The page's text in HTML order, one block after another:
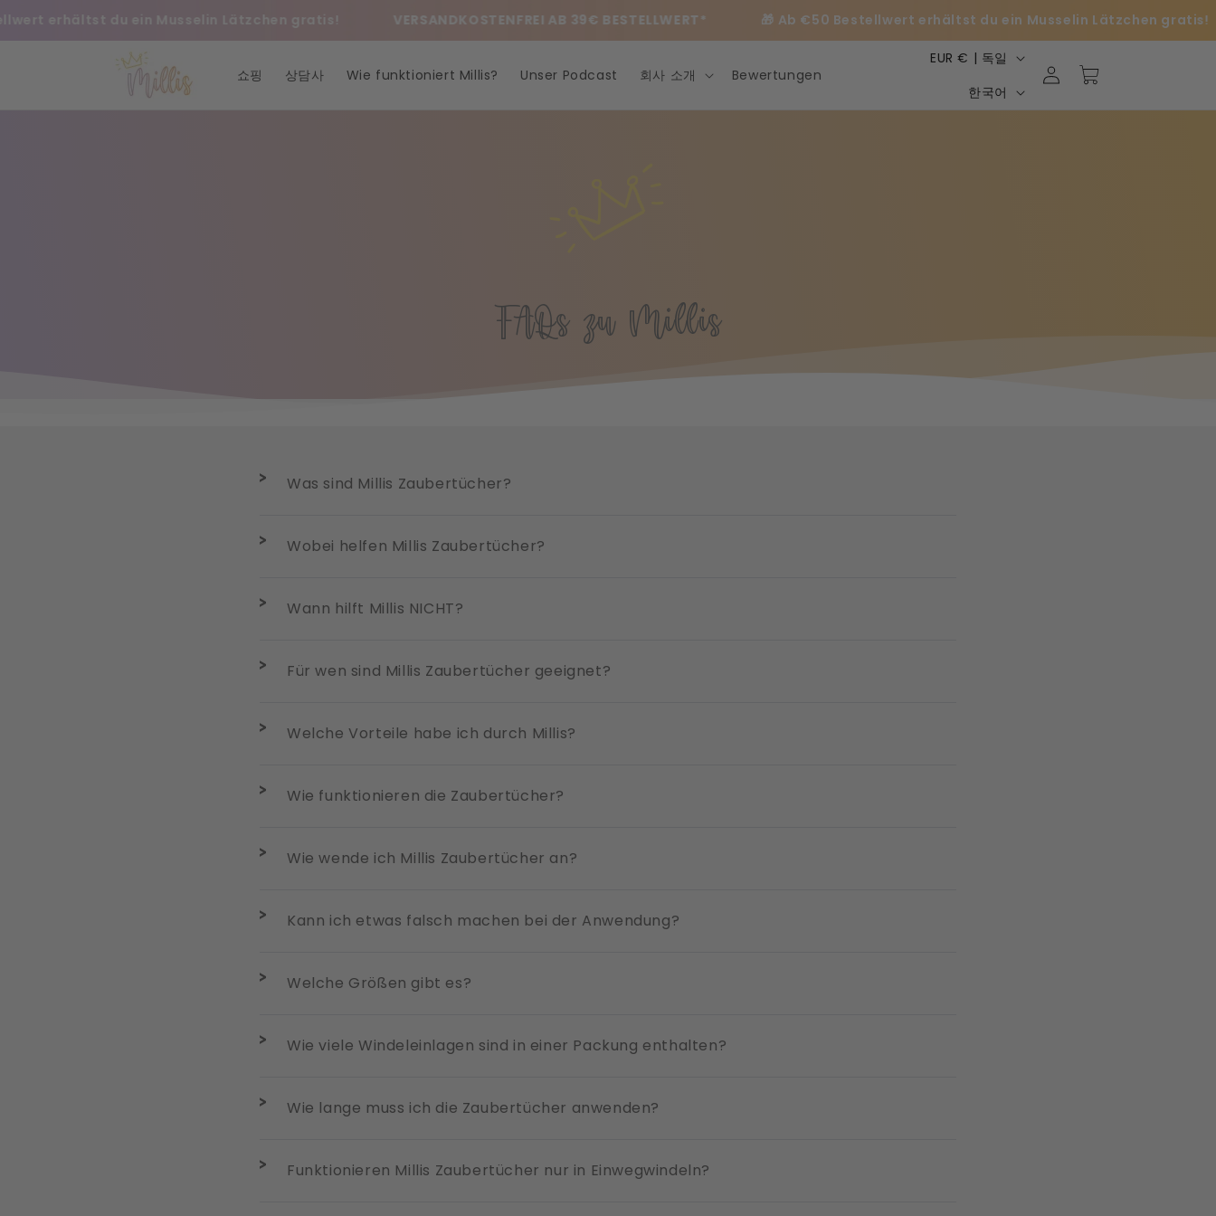
콘텐츠로
건너뛰기
erhältst du ein Musselin Lätzchen gratis! VERSANDKOSTENFREI AB 39€ BESTELLWERT* 🎁 Ab €50 Bestellwert erhältst du ein Musselin Lätzchen gratis!
쇼핑 상담사 Wie funktioniert Millis? Unser Podcast 회사 소개 Bewertungen
국
/
EUR € | 독일
언
어
한국어
그
카
트
FAQs zu Millis
Was sind Millis Zaubertücher?
Wobei helfen Millis Zaubertücher?
Wann hilft Millis NICHT?
Für wen sind Millis Zaubertücher geeignet?
Welche Vorteile habe ich durch Millis?
Wie funktionieren die Zaubertücher?
Wie wende ich Millis Zaubertücher an?
Kann ich etwas falsch machen bei der Anwendung?
Welche Größen gibt es?
Wie viele Windeleinlagen sind in einer Packung enthalten?
Wie lange muss ich die Zaubertücher anwenden?
Funktionieren Millis Zaubertücher nur in Einwegwindeln?